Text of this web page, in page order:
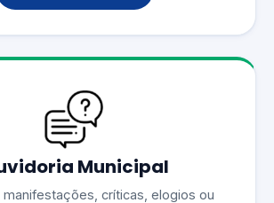
Municipal
manifestações, críticas, elogios ou